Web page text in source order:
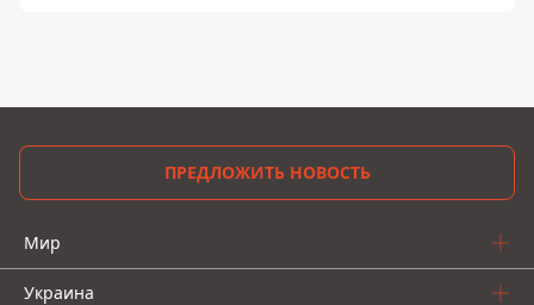
ПРЕДЛОЖИТЬ НОВОСТЬ
Мир
Украина